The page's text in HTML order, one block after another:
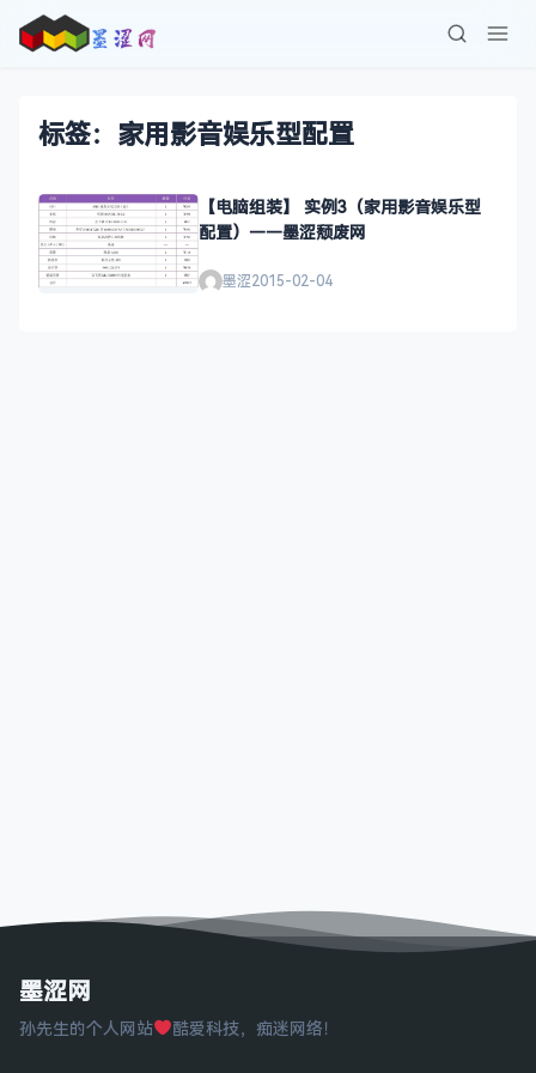
标签：家用影音娱乐型配置
【电脑组装】 实例3（家用影音娱乐型
配置）——墨涩颓废网
墨涩2015-02-04
墨涩网
孙先生的个人网站 酷爱科技，痴迷网络！